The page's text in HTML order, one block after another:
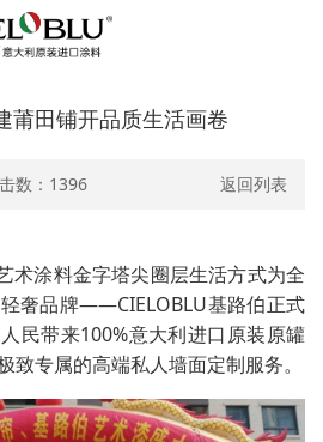
莆田铺开品质生活画卷
数： 1396 返回列表
涂料金字塔尖圈层生活方式为全
奢品牌——CIELOBLU基路伯正式
民带来100%意大利进口原装原罐
致专属的高端私人墙面定制服务。